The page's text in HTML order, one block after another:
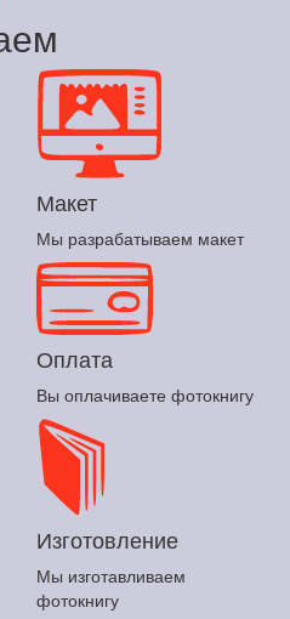
Макет
Мы разрабатываем макет
Оплата
Вы оплачиваете фотокнигу
Изготовление
Мы изготавливаем
фотокнигу